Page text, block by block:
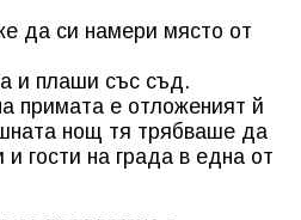
да си намери място от
и плаши със съд.
примата е отложеният й
нощ тя трябваше да
и гости на града в една от